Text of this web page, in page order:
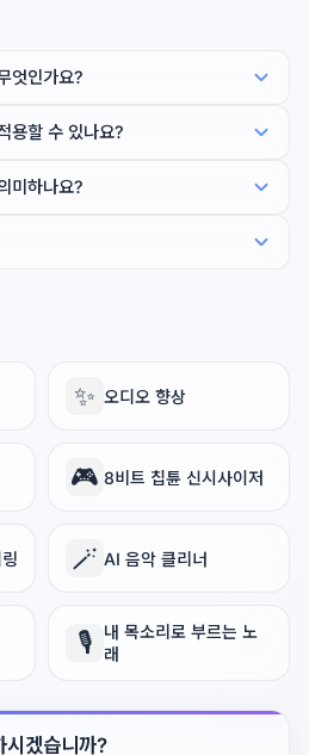
엇인가요?
용할 수 있나요?
미하나요?
✨ 오디오 향상
🎮 8비트 칩튠 신시사이저
🪄 AI 음악 클리너
🎙️
내 목소리로 부르는 노
래
시겠습니까?